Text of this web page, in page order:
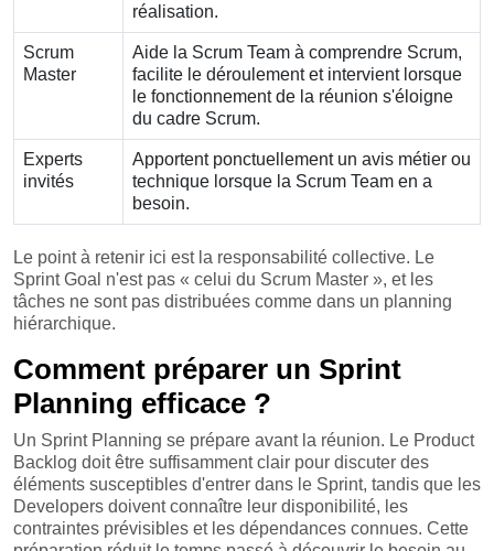
réalisation.
Scrum
Master
Aide la Scrum Team à comprendre Scrum,
facilite le déroulement et intervient lorsque
le fonctionnement de la réunion s'éloigne
du cadre Scrum.
Experts
invités
Apportent ponctuellement un avis métier ou
technique lorsque la Scrum Team en a
besoin.
Le point à retenir ici est la responsabilité collective. Le
Sprint Goal n'est pas « celui du Scrum Master », et les
tâches ne sont pas distribuées comme dans un planning
hiérarchique.
Comment préparer un Sprint
Planning efficace ?
Un Sprint Planning se prépare avant la réunion. Le Product
Backlog doit être suffisamment clair pour discuter des
éléments susceptibles d'entrer dans le Sprint, tandis que les
Developers doivent connaître leur disponibilité, les
contraintes prévisibles et les dépendances connues. Cette